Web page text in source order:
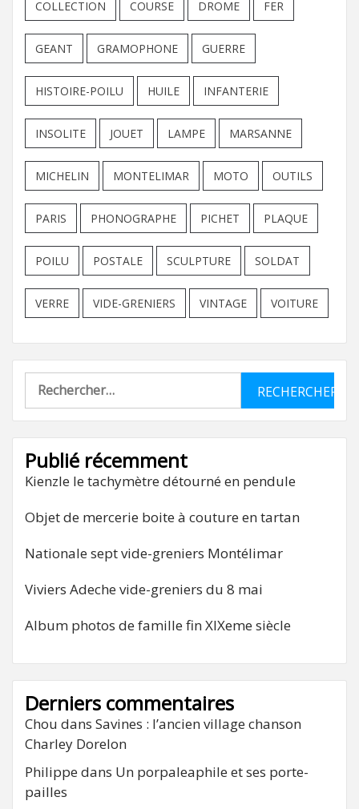
COLLECTION COURSE DROME FER
GEANT GRAMOPHONE GUERRE
HISTOIRE-POILU HUILE INFANTERIE
INSOLITE JOUET LAMPE MARSANNE
MICHELIN MONTELIMAR MOTO OUTILS
PARIS PHONOGRAPHE PICHET PLAQUE
POILU POSTALE SCULPTURE SOLDAT
VERRE VIDE-GRENIERS VINTAGE VOITURE
Rechercher :
Publié récemment
Kienzle le tachymètre détourné en pendule
Objet de mercerie boite à couture en tartan
Nationale sept vide-greniers Montélimar
Viviers Adeche vide-greniers du 8 mai
Album photos de famille fin XIXeme siècle
Derniers commentaires
Chou dans Savines : l’ancien village chanson
Charley Dorelon
Philippe dans Un porpaleaphile et ses porte-
pailles